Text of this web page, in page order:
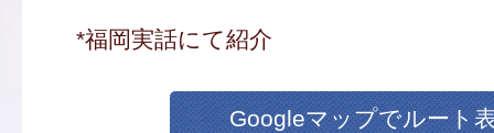
*福岡実話にて紹介
Googleマップでルート